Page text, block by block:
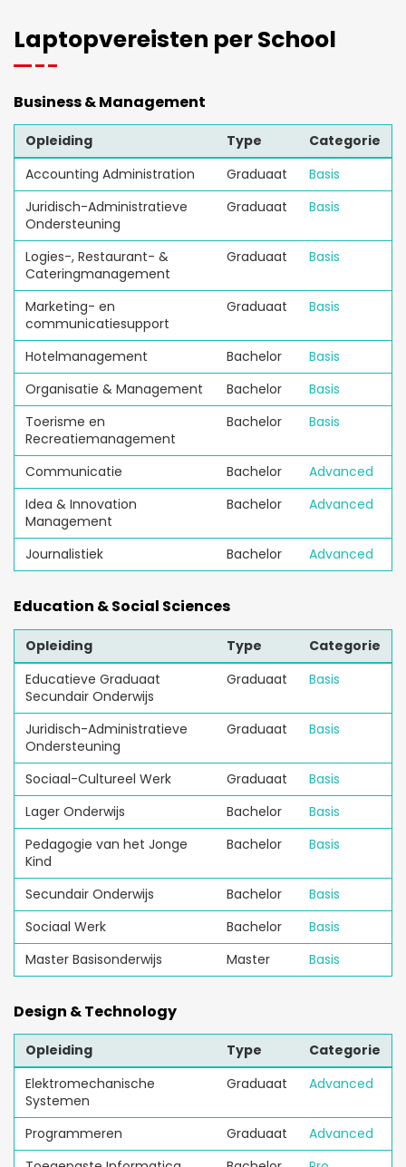
Laptopvereisten per School
Business & Management
Opleiding Type
Categorie
Accounting Administration
Graduaat
Basis
Juridisch-Administratieve
Ondersteuning
Graduaat Basis
Logies-, Restaurant- &
Cateringmanagement
Graduaat Basis
Marketing- en
communicatiesupport
Graduaat Basis
Hotelmanagement Bachelor
Basis
Organisatie & Management
Bachelor
Basis
Toerisme en
Recreatiemanagement
Bachelor Basis
Communicatie Bachelor
Advanced
Idea & Innovation
Management
Bachelor Advanced
Journalistiek Bachelor Advanced
Education & Social Sciences
Opleiding Type
Categorie
Educatieve Graduaat
Secundair Onderwijs
Graduaat Basis
Juridisch-Administratieve
Ondersteuning
Graduaat Basis
Sociaal-Cultureel Werk Graduaat
Basis
Lager Onderwijs
Bachelor
Basis
Pedagogie van het Jonge
Kind
Bachelor Basis
Secundair Onderwijs Bachelor
Basis
Sociaal Werk
Bachelor
Basis
Master Basisonderwijs
Master Basis
Design & Technology
Opleiding Type
Categorie
Elektromechanische
Systemen
Graduaat Advanced
Programmeren Graduaat
Advanced